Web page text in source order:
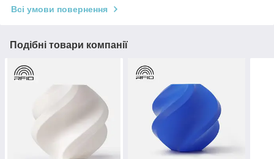
Всі умови повернення
Подібні товари компанії